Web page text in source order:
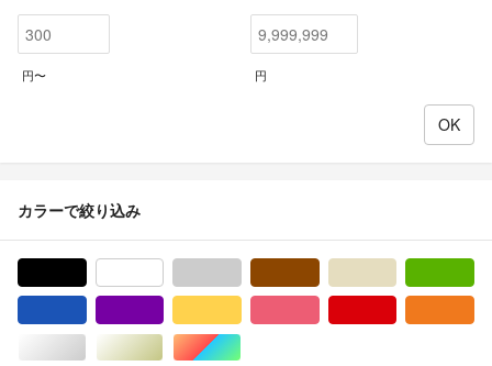
円〜 円
カラーで絞り込み
シルバー/銀色系ゴールド/金色系マルチカラー